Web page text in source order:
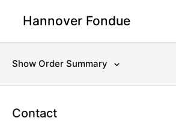
Hannover Fondue
Show Order Summary
Contact